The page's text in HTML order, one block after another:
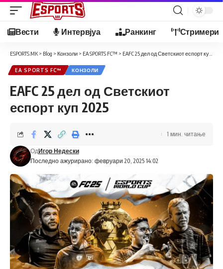
Вести Интервјуа Ранкинг Стримери
ESPORTS.MK > Blog > Конзоли > EA SPORTS FC™ > EAFC 25 дел од Светскиот еспорт куп 2025
EA SPORTS FC™ КОНЗОЛИ
EAFC 25 дел од Светскиот
еспорт куп 2025
Последно ажурирано: февруари 20, 2025 14:02
ОдИгор Недески
1 мин. читање